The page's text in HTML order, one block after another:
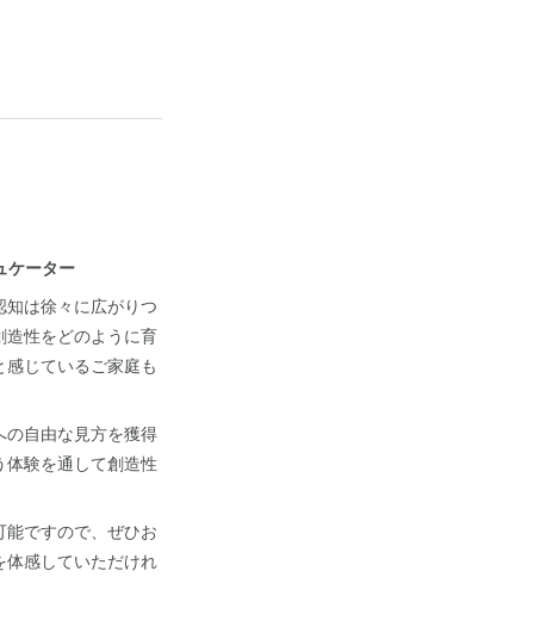
ケーター
は徐々に広がりつ
性をどのように育
じているご家庭も
自由な見方を獲得
験を通して創造性
ですので、ぜひお
感していただけれ